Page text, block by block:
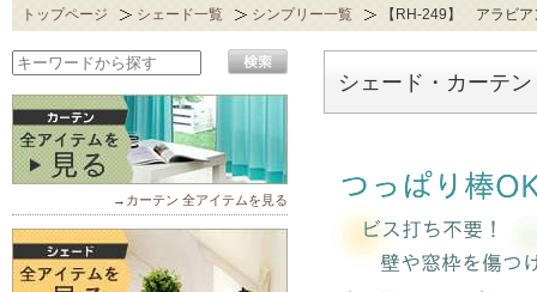
トップページ シェード一覧 シンプリー一覧 【RH-249】 アラビア
シェード・カーテ
→カーテン 全アイテムを見る